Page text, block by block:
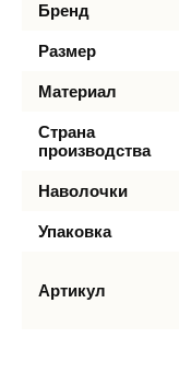
Бренд
Размер
Материал
Страна
производства
Наволочки
Упаковка
Артикул